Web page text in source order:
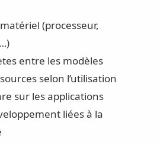
(processeur,
entre les modèles
selon l’utilisation
sur les applications
liées à la